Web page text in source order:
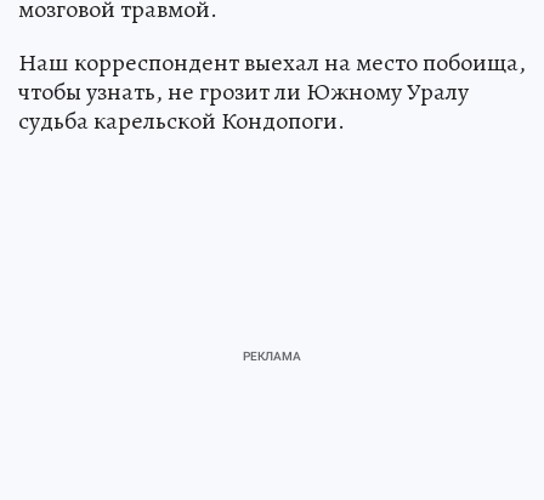
мозговой травмой.
Наш корреспондент выехал на место побоища,
чтобы узнать, не грозит ли Южному Уралу
судьба карельской Кондопоги.